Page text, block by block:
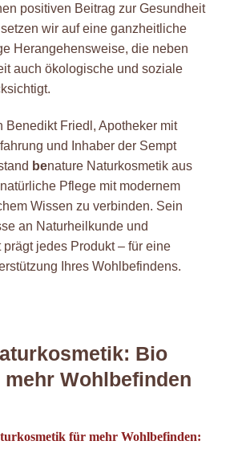
positiven Beitrag zur Gesundheit
wir auf eine ganzheitliche
Herangehensweise, die neben
auch ökologische und soziale
Benedikt Friedl, Apotheker mit
und Inhaber der Sempt
benature Naturkosmetik aus
Pflege mit modernem
Wissen zu verbinden. Sein
an Naturheilkunde und
jedes Produkt – für eine
Ihres Wohlbefindens.
Bio
Wohlbefinden